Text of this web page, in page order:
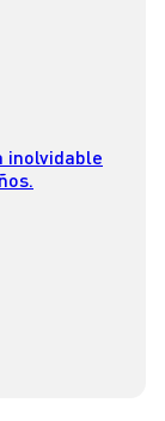
inolvidable